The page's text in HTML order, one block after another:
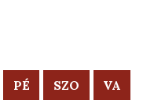
PÉ SZO VA